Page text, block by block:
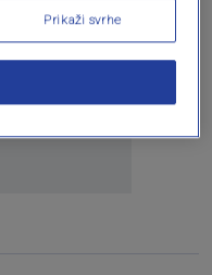
Prikaži svrhe